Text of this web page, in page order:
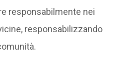
responsabilmente nei
responsabilizzando